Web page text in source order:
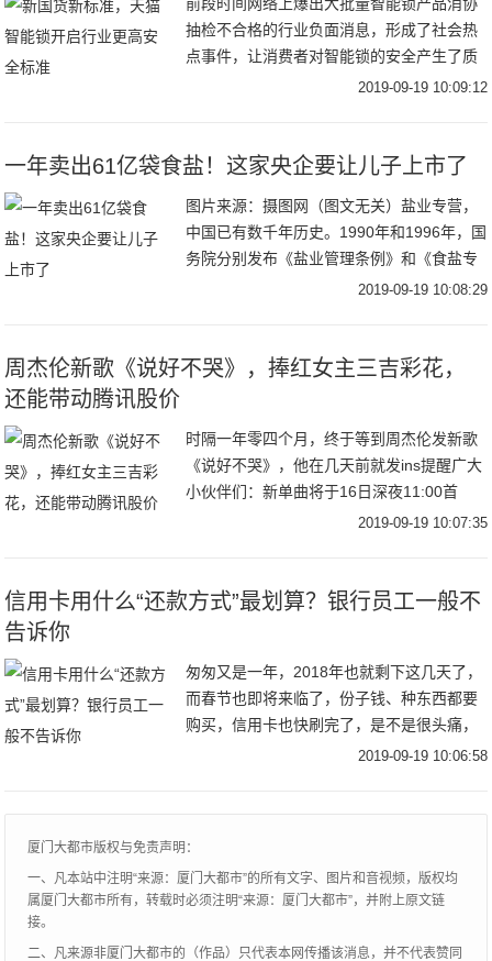
抽检不合格的行业负面消息，形成了社会热
点事件，让消费者对智能锁的安全产生了质
疑和担忧。面对消费者的种种担忧，以及智
2019-09-19 10:09:12
一年卖出61亿袋食盐！这家央企要让儿子上市了
图片来源：摄图网（图文无关）盐业专营，
中国已有数千年历史。1990年和1996年，国
务院分别发布《盐业管理条例》和《食盐专
营办法》对盐业进行规范与调整。基于这二
2019-09-19 10:08:29
周杰伦新歌《说好不哭》，捧红女主三吉彩花，
还能带动腾讯股价
时隔一年零四个月，终于等到周杰伦发新歌
《说好不哭》，他在几天前就发ins提醒广大
小伙伴们：新单曲将于16日深夜11:00首
播，还配文称：“如果没赶上直播，你会
2019-09-19 10:07:35
信用卡用什么“还款方式”最划算？银行员工一般不
告诉你
匆匆又是一年，2018年也就剩下这几天了，
而春节也即将来临了，份子钱、种东西都要
购买，信用卡也快刷完了，是不是很头痛，
不知道该怎么还信用卡比较好呢？众所周
2019-09-19 10:06:58
厦门大都市版权与免责声明：
一、凡本站中注明“来源：厦门大都市”的所有文字、图片和音视频，版权均
属厦门大都市所有，转载时必须注明“来源：厦门大都市”，并附上原文链
接。
二、凡来源非厦门大都市的（作品）只代表本网传播该消息，并不代表赞同